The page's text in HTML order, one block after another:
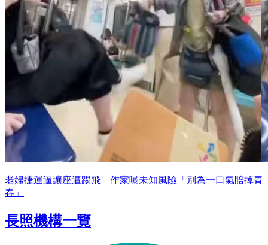
老婦捷運逼讓座遭踢飛 作家曝未知風險「別為一口氣賠掉青
春」
長照機構一覽